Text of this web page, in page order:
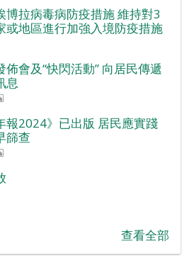
博拉病毒病防疫措施 維持對3
或地區進行加強入境防疫措施
會及“快閃活動” 向居民傳遞
息
報2024》已出版 居民應實踐
篩查
查看全部